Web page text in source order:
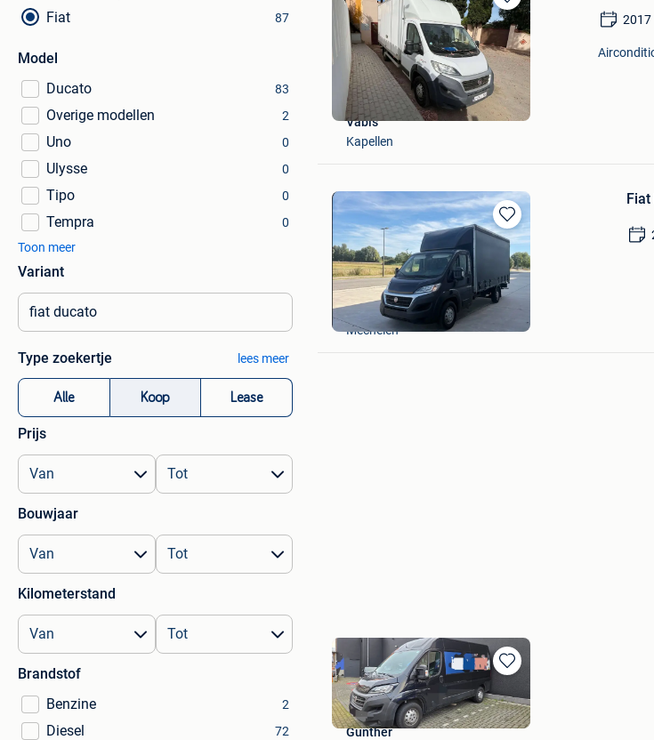
Fiat
87
Model
Ducato
83
Overige modellen 2
Uno 0
Ulysse 0
Tipo 0
Tempra
0
Toon meer
Variant
Type zoekertje lees meer
Alle Koop Lease
Prijs
Bouwjaar
Kilometerstand
Brandstof
Benzine
2
Diesel 72
Bewaren
in
Mijn
Favorieten
2017
Vabis
Kapellen
Bewaren
Mijn
Favorieten
Albert
Mechelen
Bewaren
in
Mijn
Favorieten
Gunther